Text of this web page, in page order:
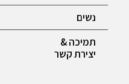
נשים
תמיכה &
יצירת קשר